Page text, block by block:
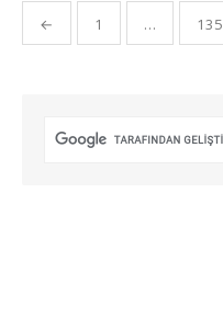
Yazı
gezinmesi
← 1 … 135